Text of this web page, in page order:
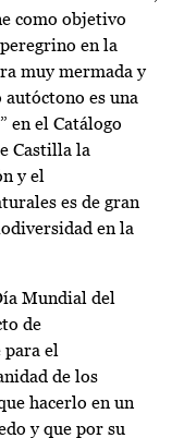
como objetivo
en la
muy mermada y
es una
en el Catálogo
Castilla la
y el
es de gran
en la
Mundial del
de
para el
de los
hacerlo en un
y que por su